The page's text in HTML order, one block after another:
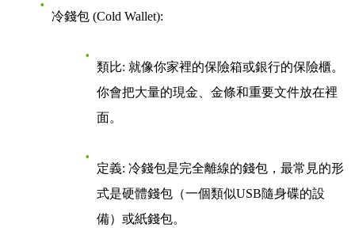
冷錢包 (Cold Wallet):
類比: 就像你家裡的保險箱或銀行的保險櫃。
你會把大量的現金、金條和重要文件放在裡
面。
定義: 冷錢包是完全離線的錢包，最常見的形
式是硬體錢包（一個類似USB隨身碟的設
備）或紙錢包。